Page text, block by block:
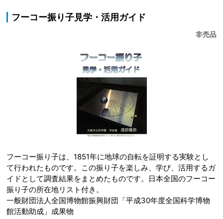
フーコー振り子見学・活用ガイド
非売品
フーコー振り子は、1851年に地球の自転を証明する実験とし
て行われたものです。この振り子を楽しみ、学び、活用するガ
イドとして調査結果をまとめたものです。日本全国のフーコー
振り子の所在地リスト付き。
一般財団法人全国博物館振興財団「平成30年度全国科学博物
館活動助成」成果物